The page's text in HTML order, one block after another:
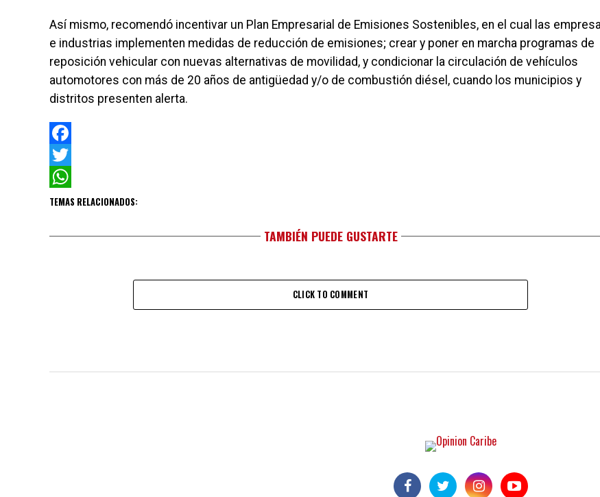
Así mismo, recomendó incentivar un Plan Empresarial de Emisiones Sostenibles, en el cual las
e industrias implementen medidas de reducción de emisiones; crear y poner en marcha programas de
reposición vehicular con nuevas alternativas de movilidad, y condicionar la circulación de vehículos
automotores con más de 20 años de antigüedad y/o de combustión diésel, cuando los municipios y
distritos presenten alerta.
Facebook
Twitter
WhatsApp
TEMAS RELACIONADOS:
TAMBIÉN PUEDE GUSTARTE
CLICK TO COMMENT